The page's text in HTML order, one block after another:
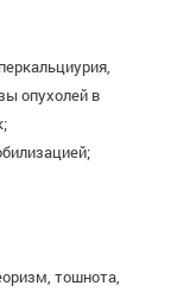
опухолей в
тошнота,